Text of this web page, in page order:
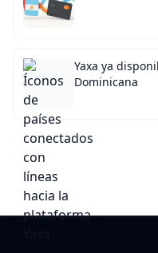
Yaxa ya
Dominicana